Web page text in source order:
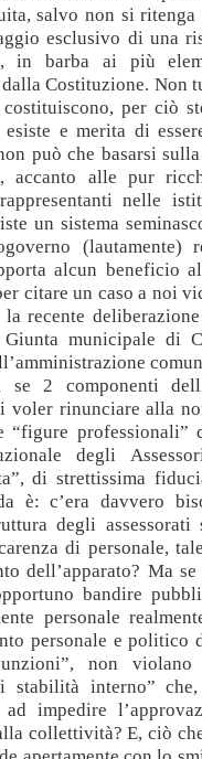
salvo non si
esclusivo di una
in barba ai più
Costituzione. Non
per ciò
e merita di
può che basarsi
accanto alle pur
nelle
un sistema
alcun beneficio
citare un caso a noi
recente
municipale di
se 2 componenti
voler rinunciare alla
“figure professionali”
degli
di strettissima
è: c’era davvero
degli
di personale,
dell’apparato? Ma
bandire
personale
personale e politico
non
stabilità interno”
impedire
collettività? E, ciò